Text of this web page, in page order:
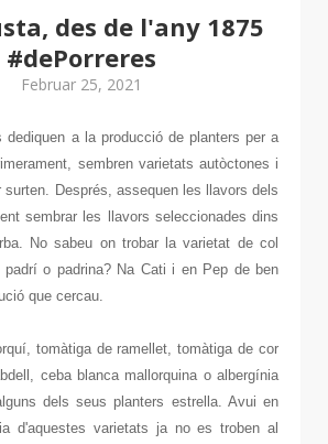
des de l'any 1875
#dePorreres
Februar 25, 2021
dediquen a la producció de planters per a
sembren varietats autòctones i
surten. Després, assequen les llavors dels
sembrar les llavors seleccionades dins
No sabeu on trobar la varietat de col
o padrina? Na Cati i en Pep de ben
que cercau.
tomàtiga de ramellet, tomàtiga de cor
ceba blanca mallorquina o albergínia
dels seus planters estrella. Avui en
d'aquestes varietats ja no es troben al